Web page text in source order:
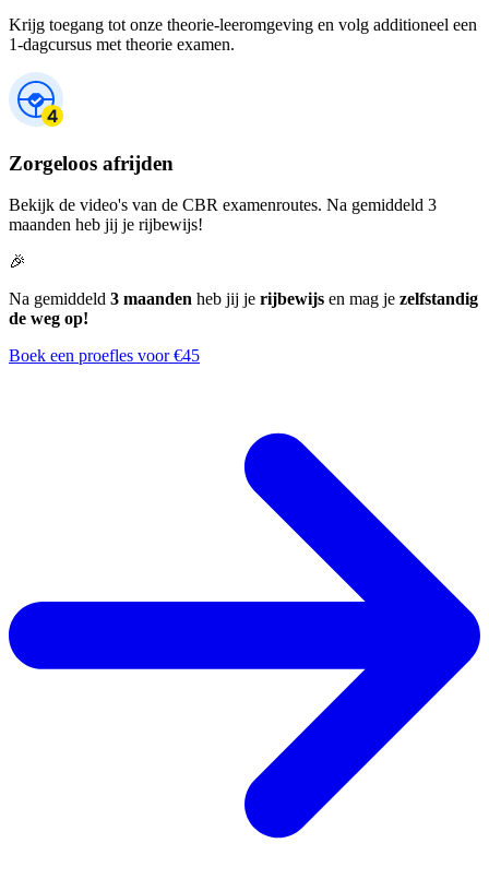
Krijg toegang tot onze theorie-leeromgeving en volg additioneel een
1-dagcursus met theorie examen.
Zorgeloos afrijden
Bekijk de video's van de CBR examenroutes. Na gemiddeld 3
maanden heb jij je rijbewijs!
🎉
Na gemiddeld 3 maanden heb jij je rijbewijs en mag je zelfstandig
de weg op!
Boek een proefles voor €45